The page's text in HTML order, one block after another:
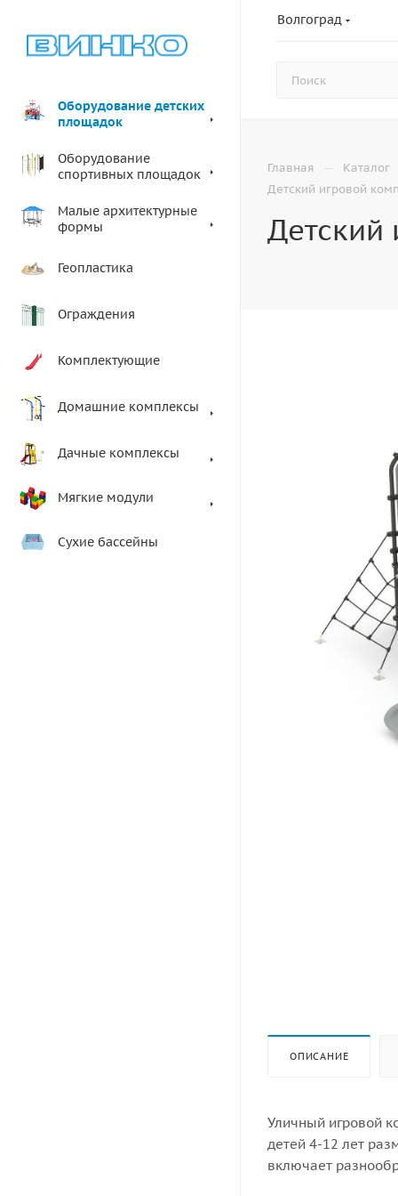
Волгоград
Оборудование детских
площадок
Оборудование
спортивных площадок
Малые архитектурные
формы
Геопластика
Ограждения
Комплектующие
Домашние комплексы
Дачные комплексы
Мягкие модули
Сухие бассейны
Главная — Каталог
Детский игровой
Детский
ОПИСАНИЕ
Уличный игровой
детей 4-12 лет
включает